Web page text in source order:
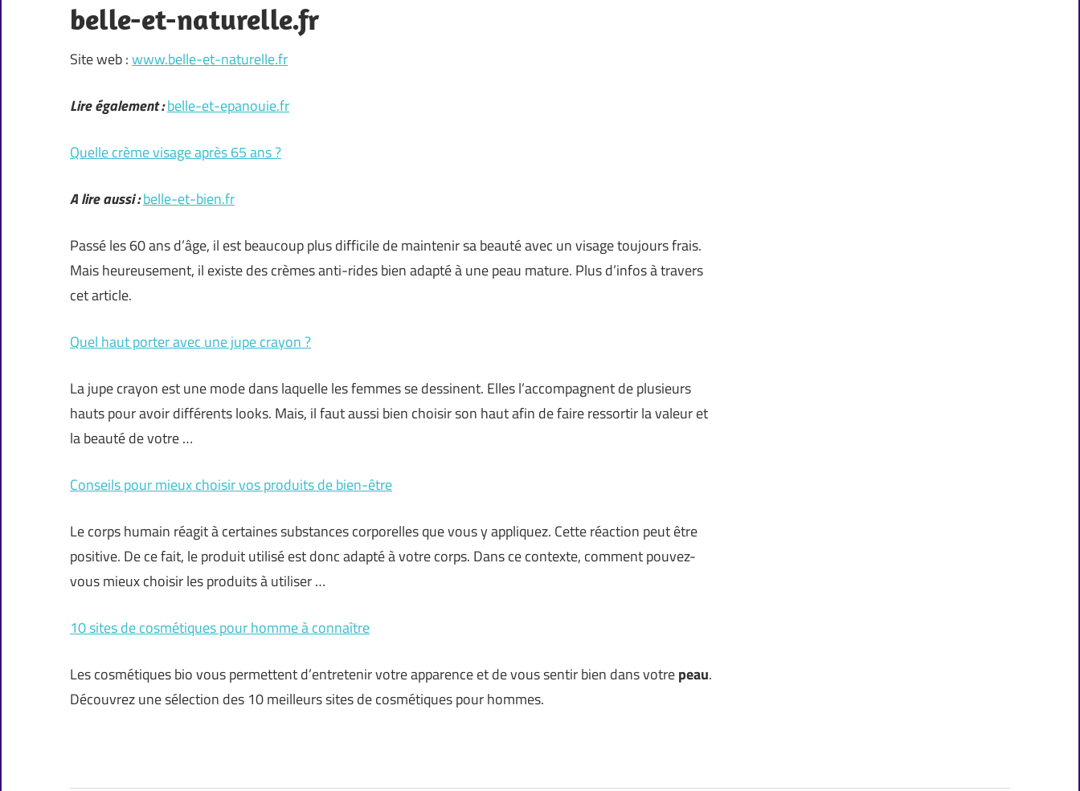
belle-et-naturelle.fr
Site web :www.belle-et-naturelle.fr
Lire également :belle-et-epanouie.fr
Quelle crème visage après 65 ans ?
A lire aussi :belle-et-bien.fr
Passé les 60 ans d’âge, il est beaucoup plus difficile de maintenir sa beauté avec un visage toujours frais.
Mais heureusement, il existe des crèmes anti-rides bien adapté à une peau mature. Plus d’infos à travers
cet article.
Quel haut porter avec une jupe crayon ?
La jupe crayon est une mode dans laquelle les femmes se dessinent. Elles l’accompagnent de plusieurs
hauts pour avoir différents looks. Mais, il faut aussi bien choisir son haut afin de faire ressortir la valeur et
la beauté de votre …
Conseils pour mieux choisir vos produits de bien-être
Le corps humain réagit à certaines substances corporelles que vous y appliquez. Cette réaction peut être
positive. De ce fait, le produit utilisé est donc adapté à votre corps. Dans ce contexte, comment pouvez-
vous mieux choisir les produits à utiliser …
10 sites de cosmétiques pour homme à connaître
Les cosmétiques bio vous permettent d’entretenir votre apparence et de vous sentir bien dans votrepeau.
Découvrez une sélection des 10 meilleurs sites de cosmétiques pour hommes.